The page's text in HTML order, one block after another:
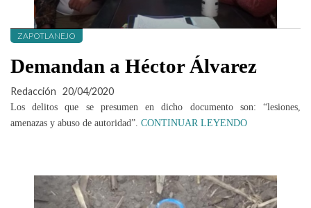
ZAPOTLANEJO
Demandan a Héctor Álvarez
Redacción 20/04/2020
Los delitos que se presumen en dicho documento son: “lesiones,
amenazas y abuso de autoridad”. CONTINUAR LEYENDO